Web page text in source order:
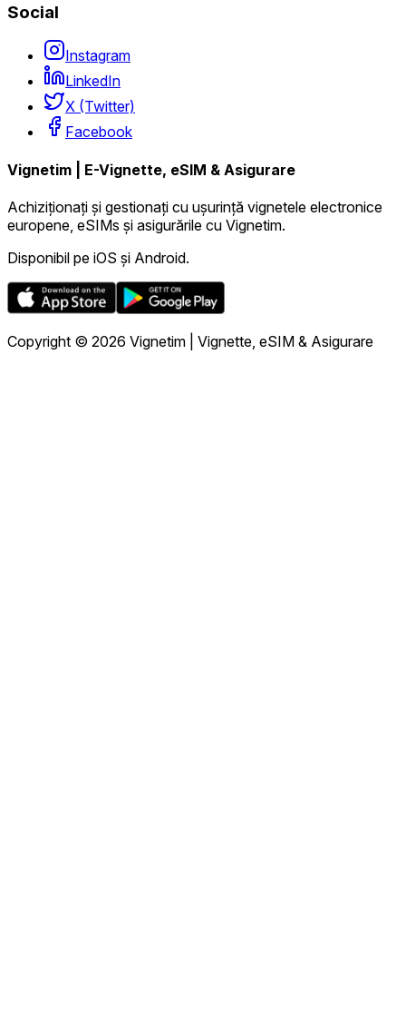
Social
Instagram
LinkedIn
X (Twitter)
Facebook
Vignetim | E-Vignette, eSIM & Asigurare
Achiziționați și gestionați cu ușurință vignetele electronice
europene, eSIMs și asigurările cu Vignetim.
Disponibil pe iOS și Android.
Copyright © 2026 Vignetim | Vignette, eSIM & Asigurare